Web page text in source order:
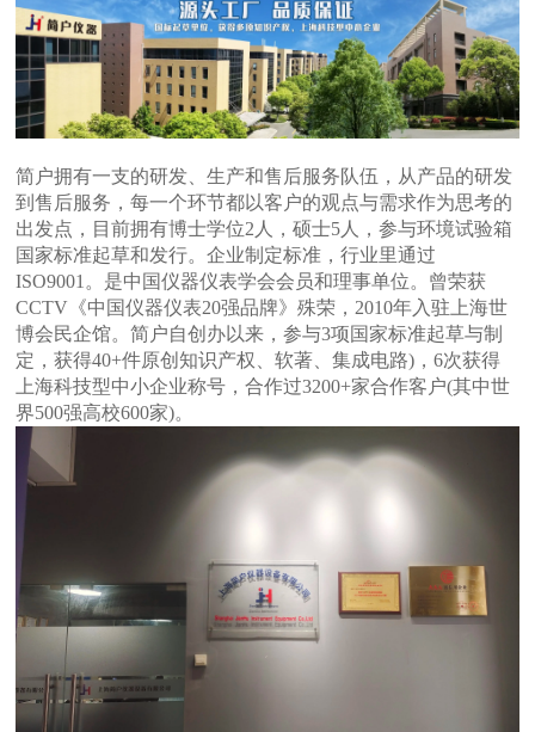
别
简户拥有一支的研发、生产和售后服务队伍，从产品的研发
到售后服务，每一个环节都以客户的观点与需求作为思考的
出发点，目前拥有博士学位2人，硕士5人，参与环境试验箱
国家标准起草和发行。企业制定标准，行业里通过
ISO9001。是中国仪器仪表学会会员和理事单位。曾荣获
CCTV《中国仪器仪表20强品牌》殊荣，2010年入驻上海世
博会民企馆。简户自创办以来，参与3项国家标准起草与制
定，获得40+件原创知识产权、软著、集成电路)，6次获得
上海科技型中小企业称号，合作过3200+家合作客户(其中世
界500强高校600家)。